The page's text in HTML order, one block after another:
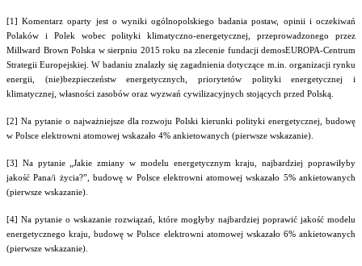
[1] Komentarz oparty jest o wyniki ogólnopolskiego badania postaw, opinii i oczekiwań
Polaków i Polek wobec polityki klimatyczno-energetycznej, przeprowadzonego przez
Millward Brown Polska w sierpniu 2015 roku na zlecenie fundacji demosEUROPA-Centrum
Strategii Europejskiej. W badaniu znalazły się zagadnienia dotyczące m.in. organizacji rynku
energii, (nie)bezpieczeństw energetycznych, priorytetów polityki energetycznej i
klimatycznej, własności zasobów oraz wyzwań cywilizacyjnych stojących przed Polską.
[2] Na pytanie o najważniejsze dla rozwoju Polski kierunki polityki energetycznej, budowę
w Polsce elektrowni atomowej wskazało 4% ankietowanych (pierwsze wskazanie).
[3] Na pytanie „Jakie zmiany w modelu energetycznym kraju, najbardziej poprawiłyby
jakość Pana/i życia?”, budowę w Polsce elektrowni atomowej wskazało 5% ankietowanych
(pierwsze wskazanie).
[4] Na pytanie o wskazanie rozwiązań, które mogłyby najbardziej poprawić jakość modelu
energetycznego kraju, budowę w Polsce elektrowni atomowej wskazało 6% ankietowanych
(pierwsze wskazanie).